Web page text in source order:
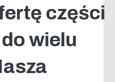
części
wielu